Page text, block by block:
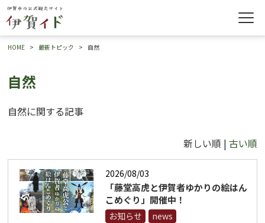
HOME 最新トピック 自然
自然
自然に関する記事
新しい順 | 古い順
2026/08/03
「藤堂高虎と伊賀者ゆかりの絵はん
こめぐり」開催中！
お知らせ
news